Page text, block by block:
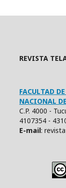
REVISTA
FACULTAD
NACIONAL
C.P. 4000 -
4107354 -
E-mail: